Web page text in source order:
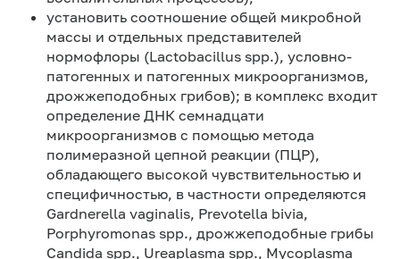
установить соотношение общей микробной
массы и отдельных представителей
нормофлоры (Lactobacillus spp.), условно-
патогенных и патогенных микроорганизмов,
дрожжеподобных грибов); в комплекс входит
определение ДНК семнадцати
микроорганизмов с помощью метода
полимеразной цепной реакции (ПЦР),
обладающего высокой чувствительностью и
специфичностью, в частности определяются
Gardnerella vaginalis, Prevotella bivia,
Porphyromonas spp., дрожжеподобные грибы
Candida spp., Ureaplasma spp., Mycoplasma